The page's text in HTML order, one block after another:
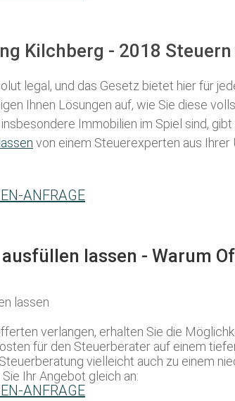
Kilchberg - 2018 Steuern
legal, und das Gesetz bietet hier für
Ihnen Lösungen auf, wie Sie diese
Immobilien im Spiel sind,
von einem Steuerexperten aus
ANFRAGE
lassen - Warum
verlangen, erhalten Sie die
für den Steuerberater auf einem
vielleicht auch zu einem
Ihr Angebot gleich an:
ANFRAGE